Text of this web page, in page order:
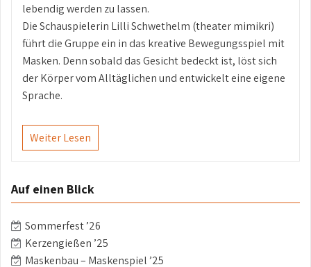
lebendig werden zu lassen.
Die Schauspielerin Lilli Schwethelm (theater mimikri)
führt die Gruppe ein in das kreative Bewegungsspiel mit
Masken. Denn sobald das Gesicht bedeckt ist, löst sich
der Körper vom Alltäglichen und entwickelt eine eigene
Sprache.
Weiter Lesen
Auf einen Blick
Sommerfest ’26
Kerzengießen ’25
Maskenbau – Maskenspiel ’25